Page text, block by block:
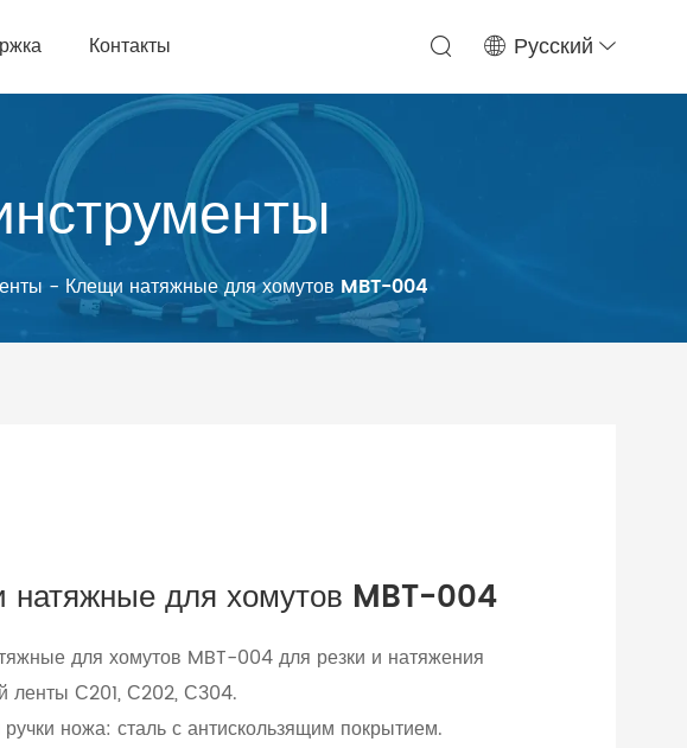
Контакты Русский
- Клещи натяжные для хомутов MBT-004
натяжные для хомутов MBT-004
для хомутов MBT-004 для резки и натяжения
ленты С201, С202, С304.
ножа: сталь с антискользящим покрытием.